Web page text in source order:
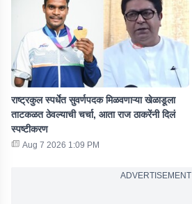
राष्ट्रकुल स्पर्धेत सुवर्णपदक मिळवणाऱ्या खेळाडूला
ताटकळत ठेवल्याची चर्चा, आता राज ठाकरेंनी दिलं
स्पष्टीकरण
Aug 7 2026 1:09 PM
ADVERTISEMENT